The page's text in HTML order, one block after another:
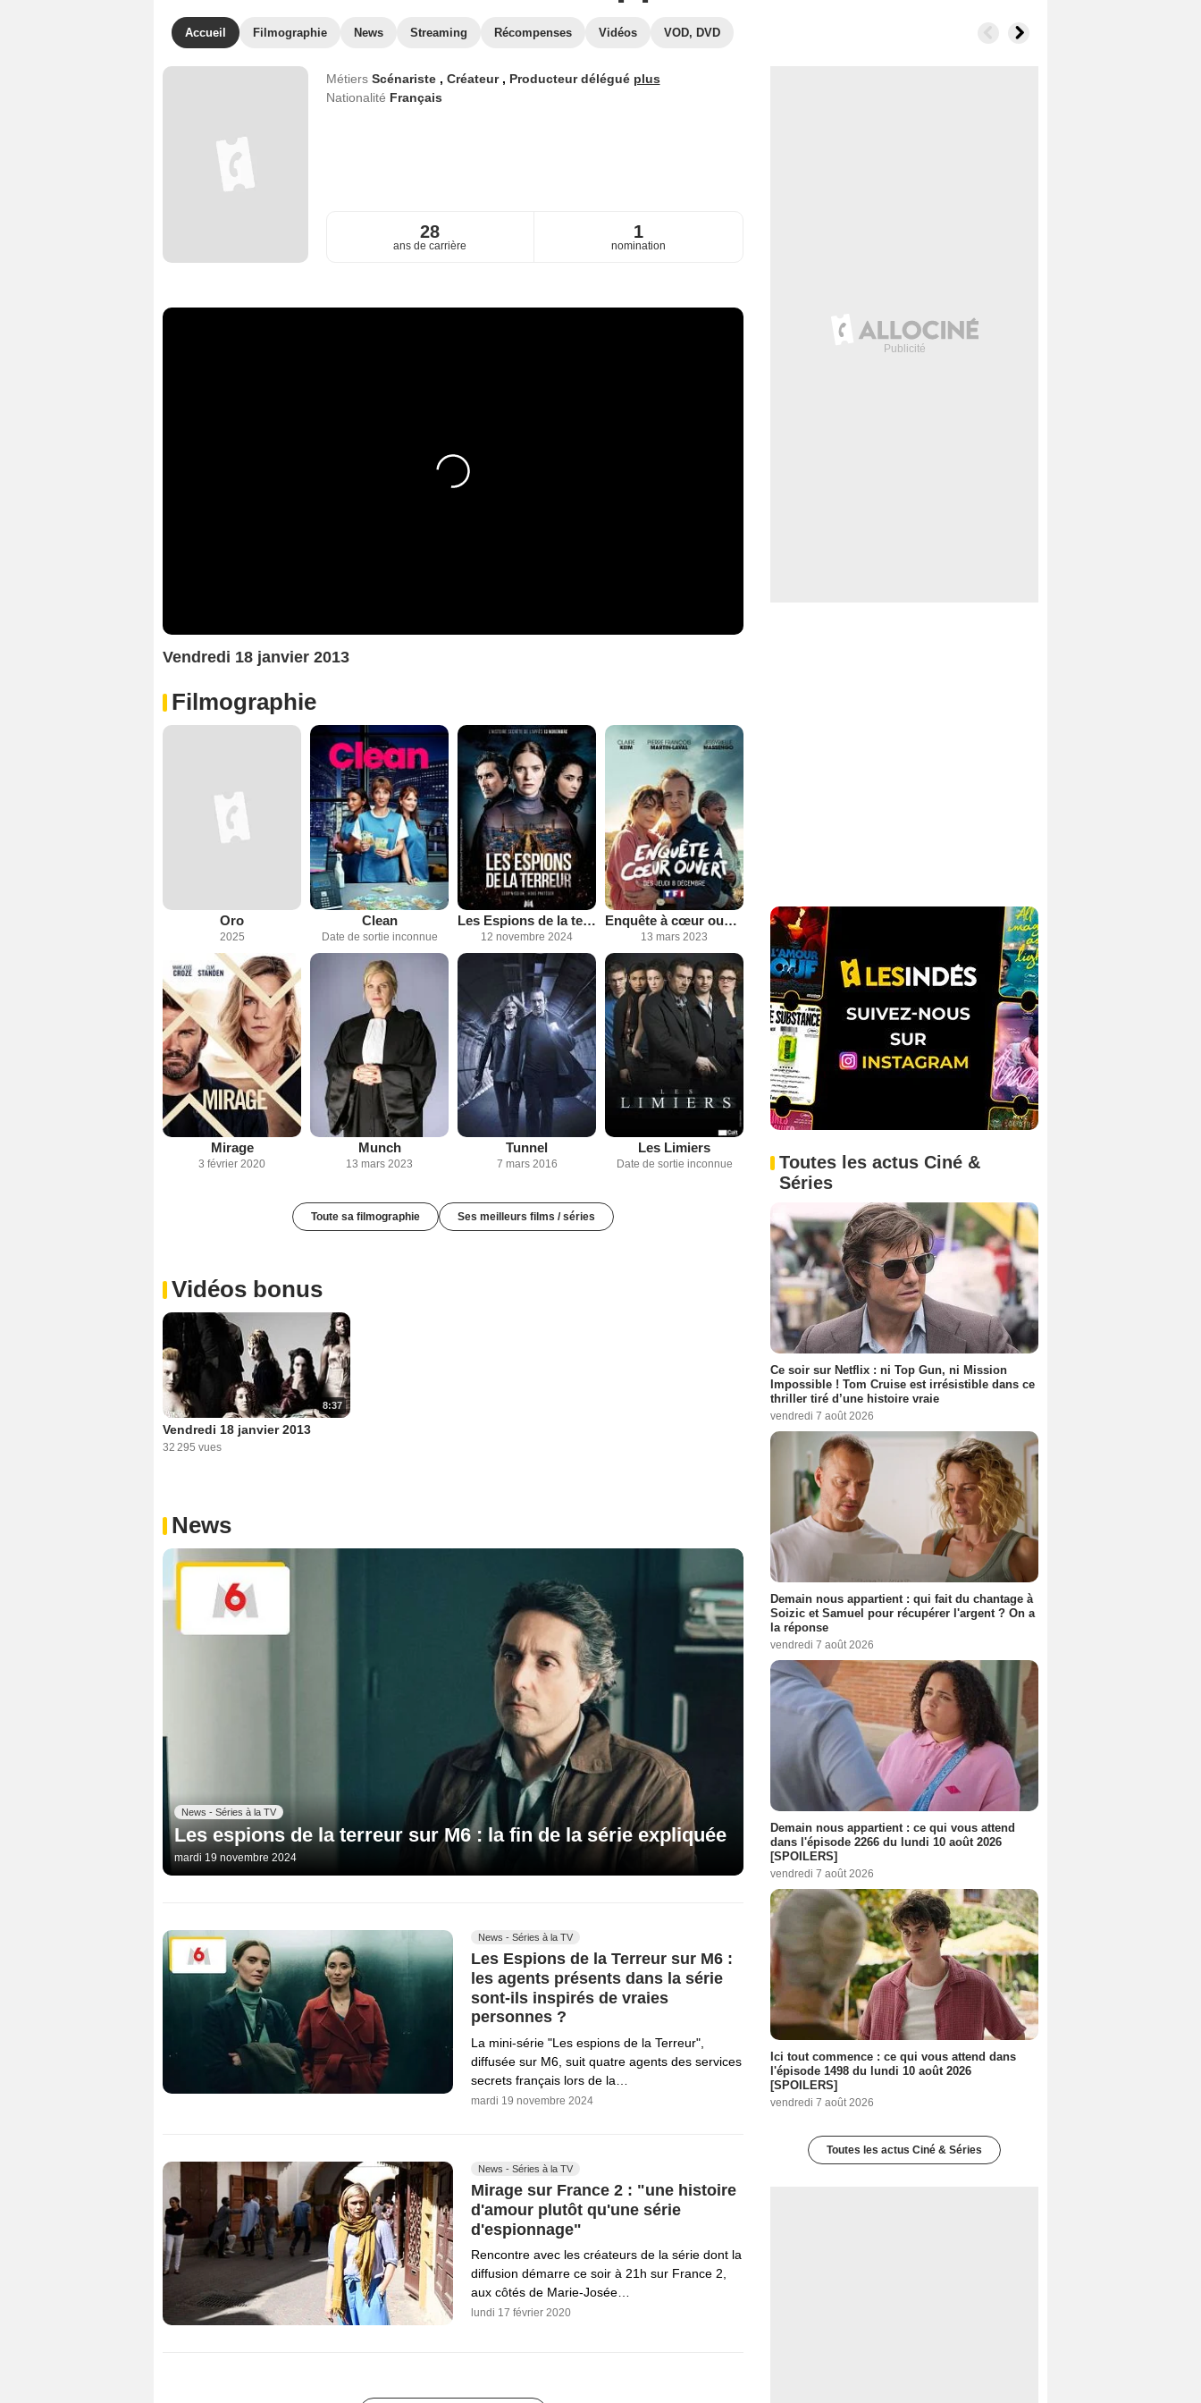
Accueil Filmographie News Streaming Récompenses Vidéos VOD, DVD
Métiers Scénariste , Créateur , Producteur délégué plus
Nationalité Français
28
ans de carrière
1
nomination
Vendredi 18 janvier 2013
Filmographie
Oro
2025
Clean
Date de sortie inconnue
Les Espions de la terreur
12 novembre 2024
Enquête à cœur ouvert
13 mars 2023
Mirage
3 février 2020
Munch
13 mars 2023
Tunnel
7 mars 2016
Les Limiers
Date de sortie inconnue
Toute sa filmographie Ses meilleurs films / séries
Vidéos bonus
8:37
Vendredi 18 janvier 2013
32 295 vues
News
News - Séries à la TV
Les espions de la terreur sur M6 : la fin de la série expliquée
mardi 19 novembre 2024
News - Séries à la TV
Les Espions de la Terreur sur M6 :
les agents présents dans la série
sont-ils inspirés de vraies
personnes ?
La mini-série "Les espions de la Terreur",
diffusée sur M6, suit quatre agents des services
secrets français lors de la…
mardi 19 novembre 2024
News - Séries à la TV
Mirage sur France 2 : "une histoire
d'amour plutôt qu'une série
d'espionnage"
Rencontre avec les créateurs de la série dont la
diffusion démarre ce soir à 21h sur France 2,
aux côtés de Marie-Josée…
lundi 17 février 2020
Toutes les actus Ciné &
Séries
Ce soir sur Netflix : ni Top Gun, ni Mission
Impossible ! Tom Cruise est irrésistible dans ce
thriller tiré d’une histoire vraie
vendredi 7 août 2026
Demain nous appartient : qui fait du chantage à
Soizic et Samuel pour récupérer l'argent ? On a
la réponse
vendredi 7 août 2026
Demain nous appartient : ce qui vous attend
dans l'épisode 2266 du lundi 10 août 2026
[SPOILERS]
vendredi 7 août 2026
Ici tout commence : ce qui vous attend dans
l'épisode 1498 du lundi 10 août 2026
[SPOILERS]
vendredi 7 août 2026
Toutes les actus Ciné & Séries